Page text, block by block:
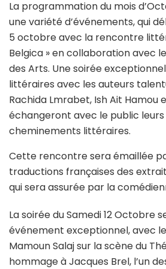
La programmation du mois
une variété d’événements, qui
5 octobre avec la rencontre
Belgica » en collaboration avec
des Arts. Une soirée
littéraires avec les auteurs
Rachida Lmrabet, Ish Ait Hamou
échangeront avec le public
cheminements littéraires.
Cette rencontre sera émaillée
traductions françaises des
qui sera assurée par la
La soirée du Samedi 12 Octobre
événement exceptionnel, avec
Mamoun Salaj sur la scène du
hommage à Jacques Brel, l’un